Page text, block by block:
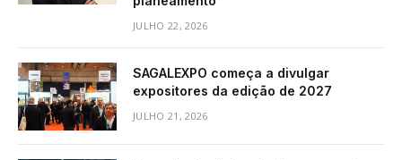
JULHO 22, 2026
SAGALEXPO começa a divulgar
expositores da edição de 2027
JULHO 21, 2026